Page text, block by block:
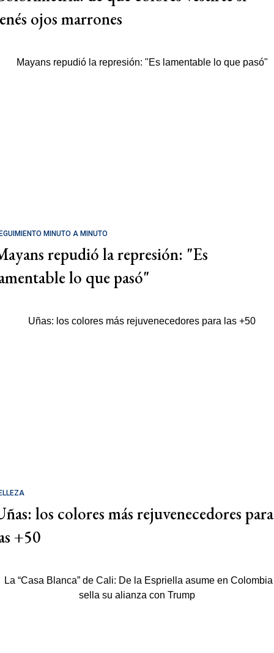
ojos marrones
MINUTO A MINUTO
repudió la represión: "Es
lo que pasó"
los colores más rejuvenecedores para
+50